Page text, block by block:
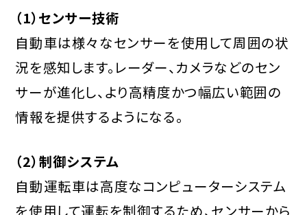
（1）センサー技術
自動車は様々なセンサーを使用して周囲の状
況を感知します。レーダー、カメラなどのセン
サーが進化し、より高精度かつ幅広い範囲の
情報を提供するようになる。
（2）制御システム
自動運転車は高度なコンピューターシステム
を使用して運転を制御するため、センサーから